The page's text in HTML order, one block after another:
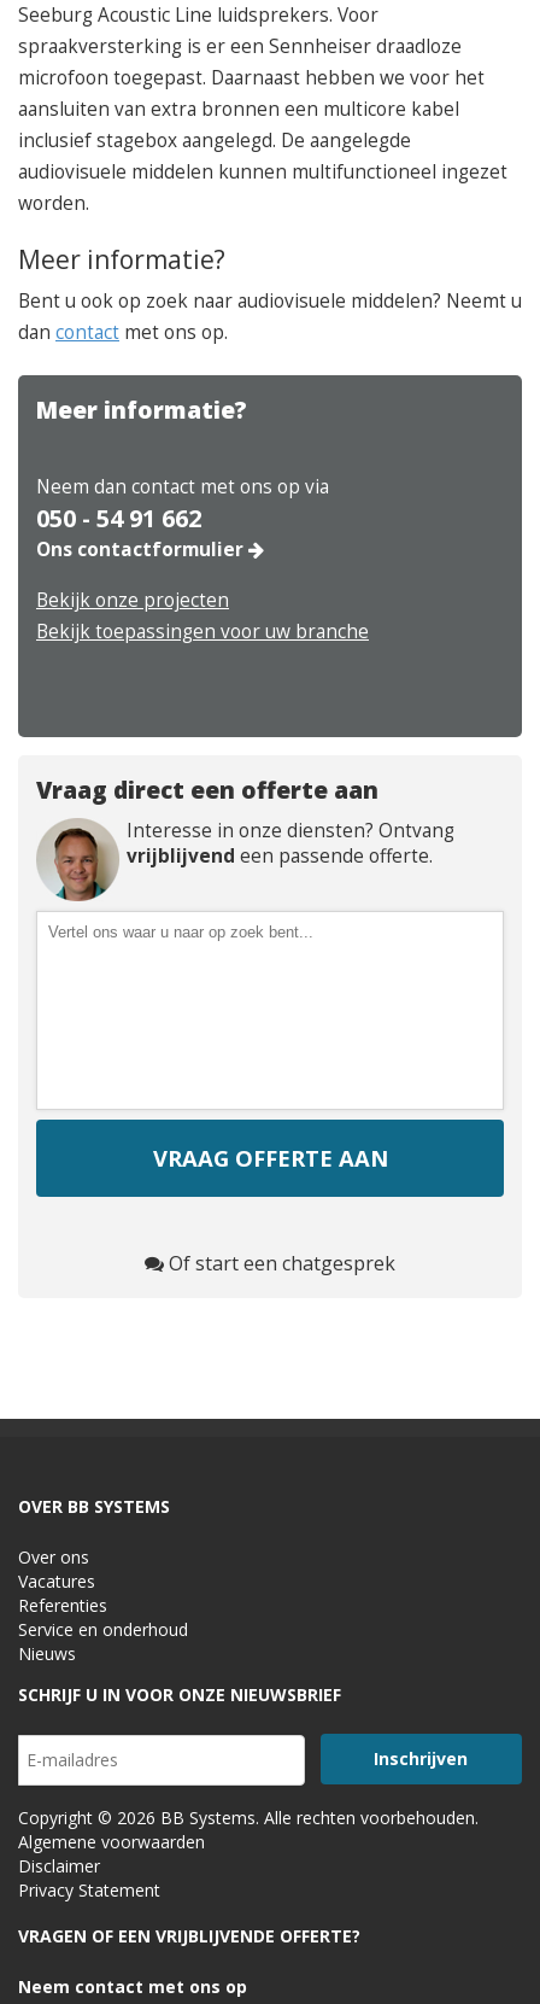
Seeburg Acoustic Line luidsprekers. Voor
spraakversterking is er een Sennheiser draadloze
microfoon toegepast. Daarnaast hebben we voor het
aansluiten van extra bronnen een multicore kabel
inclusief stagebox aangelegd. De aangelegde
audiovisuele middelen kunnen multifunctioneel ingezet
worden.
Meer informatie?
Bent u ook op zoek naar audiovisuele middelen? Neemt u
dan contact met ons op.
Meer informatie?
Neem dan contact met ons op via
050 - 54 91 662
Ons contactformulier
Bekijk onze projecten
Bekijk toepassingen voor uw branche
Vraag direct een offerte aan
Interesse in onze diensten? Ontvang
vrijblijvend een passende offerte.
Of start een chatgesprek
OVER BB SYSTEMS
Over ons
Vacatures
Referenties
Service en onderhoud
Nieuws
SCHRIJF U IN VOOR ONZE NIEUWSBRIEF
Copyright © 2026 BB Systems. Alle rechten voorbehouden.
Algemene voorwaarden
Disclaimer
Privacy Statement
VRAGEN OF EEN VRIJBLIJVENDE OFFERTE?
Neem contact met ons op